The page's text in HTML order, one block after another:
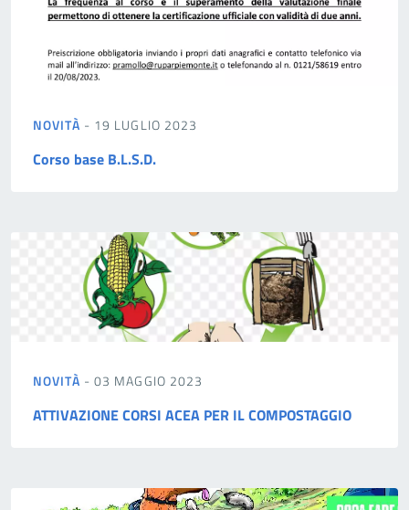
NOVITÀ - 19 LUGLIO 2023
Corso base B.L.S.D.
NOVITÀ - 03 MAGGIO 2023
ATTIVAZIONE CORSI ACEA PER IL COMPOSTAGGIO